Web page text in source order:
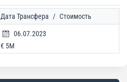
Дата Трансфера / Стоимость
06.07.2023
€ 5M